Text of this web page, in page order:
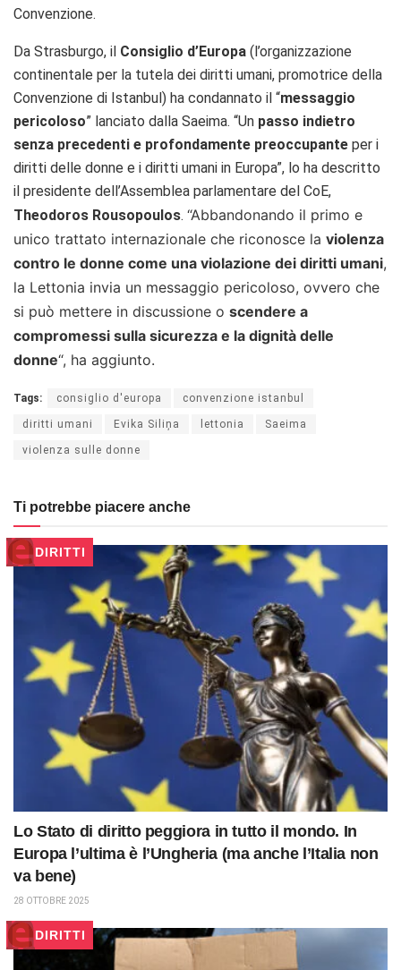
Convenzione.
Da Strasburgo, il Consiglio d’Europa (l’organizzazione
continentale per la tutela dei diritti umani, promotrice della
Convenzione di Istanbul) ha condannato il “messaggio
pericoloso” lanciato dalla Saeima. “Un passo indietro
senza precedenti e profondamente preoccupante per i
diritti delle donne e i diritti umani in Europa”, lo ha descritto
il presidente dell’Assemblea parlamentare del CoE,
Theodoros Rousopoulos. “Abbandonando il primo e
unico trattato internazionale che riconosce la violenza
contro le donne come una violazione dei diritti umani,
la Lettonia invia un messaggio pericoloso, ovvero che
si può mettere in discussione o scendere a
compromessi sulla sicurezza e la dignità delle
donne“, ha aggiunto.
Tags: consiglio d'europa convenzione istanbul
diritti umani Evika Siliņa lettonia Saeima
violenza sulle donne
Ti potrebbe piacere anche
DIRITTI
Lo Stato di diritto peggiora in tutto il mondo. In
Europa l’ultima è l’Ungheria (ma anche l’Italia non
va bene)
28 OTTOBRE 2025
DIRITTI